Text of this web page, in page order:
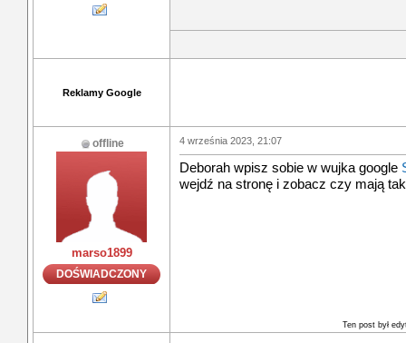
Reklamy Google
offline
marso1899
DOŚWIADCZONY
4 września 2023, 21:07
Deborah wpisz sobie w wujka google
wejdź na stronę i zobacz czy mają
Ten post był